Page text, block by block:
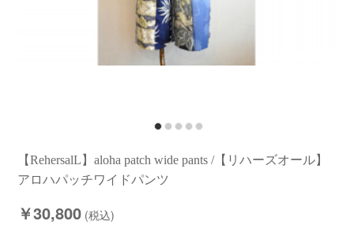
【RehersalL】aloha patch wide pants /【リハーズオール】
アロハパッチワイドパンツ
￥30,800 (税込)